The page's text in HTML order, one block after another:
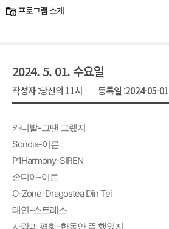
프로그램 소개
2024. 5. 01. 수요일
작성자 :당신의 11시 등록일 :2024-05-01
카니발-그땐 그랬지
Sondia-어른
P1Harmony-SIREN
손디아-어른
O-Zone-Dragostea Din Tei
태연-스트레스
사랑과 평화-한동안 뜸 했었지